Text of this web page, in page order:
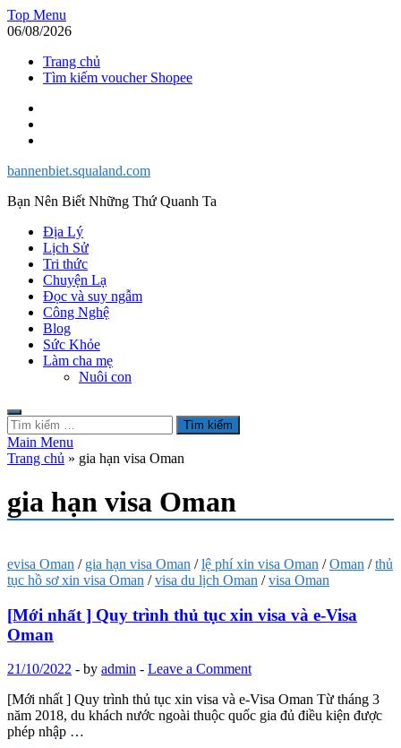
Skip
to
Top Menu
06/08/2026
Trang chủ
Tìm kiếm voucher Shopee
bannenbiet.squaland.com
Bạn Nên Biết Những Thứ Quanh Ta
Địa Lý
Lịch Sử
Tri thức
Chuyện Lạ
Đọc và suy ngẫm
Công Nghệ
Blog
Sức Khỏe
Làm cha mẹ
Nuôi con
Tìm
kiếm
cho:
Main Menu
Trang chủ » gia hạn visa Oman
gia hạn visa Oman
evisa Oman / gia hạn visa Oman /lệ phí xin visa Oman /Oman /thủ
tục hồ sơ xin visa Oman /visa du lịch Oman /visa Oman
[Mới nhất ] Quy trình thủ tục xin visa và e-Visa
Oman
21/10/2022 - by admin - Leave a Comment
[Mới nhất ] Quy trình thủ tục xin visa và e-Visa Oman Từ tháng 3
năm 2018, du khách nước ngoài thuộc quốc gia đủ điều kiện được
phép nhập …